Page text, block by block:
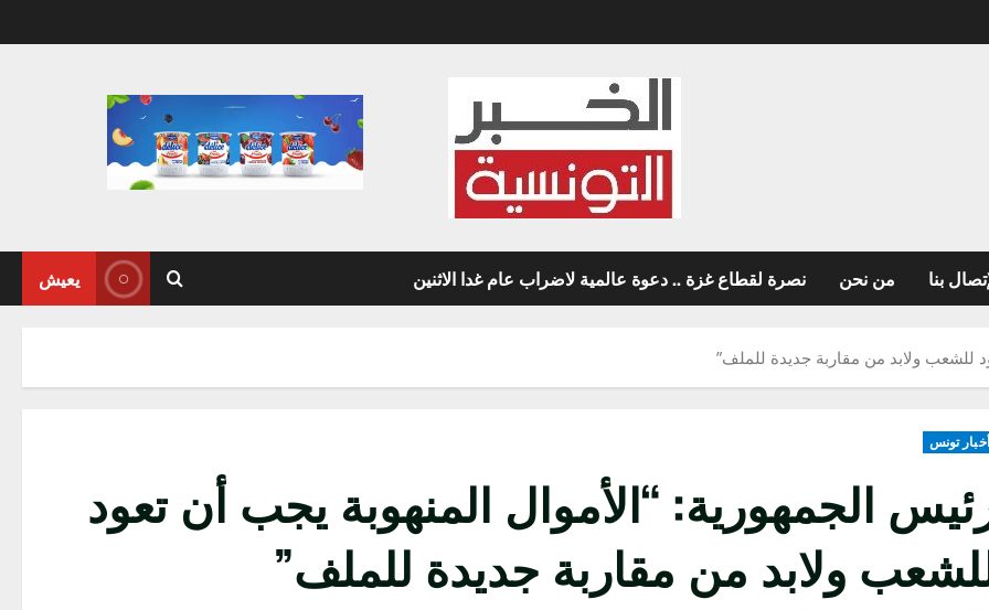
بنا من نحن نصرة لقطاع غزة .. دعوة عالمية لاضراب عام غدا الاثنين يعيش
للشعب ولابد من مقاربة جديدة للملف”
أخبار تونس
الجمهورية: “الأموال المنهوبة يجب أن تعود
ولابد من مقاربة جديدة للملف”